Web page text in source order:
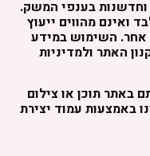
וחדשנות בענפי המשק.
ואינם מהווים ייעוץ
אחר. השימוש במידע
האתר ולמדיניות
באתר תוכן או צילום
באמצעות עמוד יצירת